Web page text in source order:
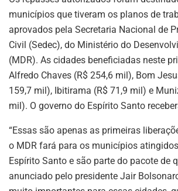
municípios que tiveram os planos de
aprovados pela Secretaria Nacional de
Civil (Sedec), do Ministério do
(MDR). As cidades beneficiadas neste
Alfredo Chaves (R$ 254,6 mil), Bom
159,7 mil), Ibitirama (R$ 71,9 mil) e
mil). O governo do Espírito Santo
“Essas são apenas as primeiras
o MDR fará para os municípios
Espírito Santo e são parte do pacote de
anunciado pelo presidente Jair